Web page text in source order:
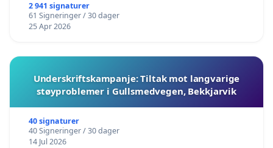
2 941 signaturer
61 Signeringer / 30 dager
25 Apr 2026
Underskriftskampanje: Tiltak mot langvarige
støyproblemer i Gullsmedvegen, Bekkjarvik
40 signaturer
40 Signeringer / 30 dager
14 Jul 2026